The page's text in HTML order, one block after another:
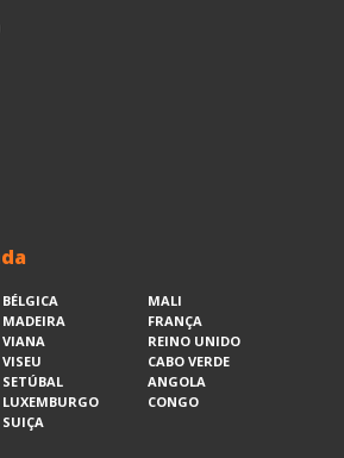
BÉLGICA
MADEIRA
VIANA
VISEU
SETÚBAL
LUXEMBURGO
SUIÇA
MALI
FRANÇA
REINO UNIDO
CABO VERDE
ANGOLA
CONGO